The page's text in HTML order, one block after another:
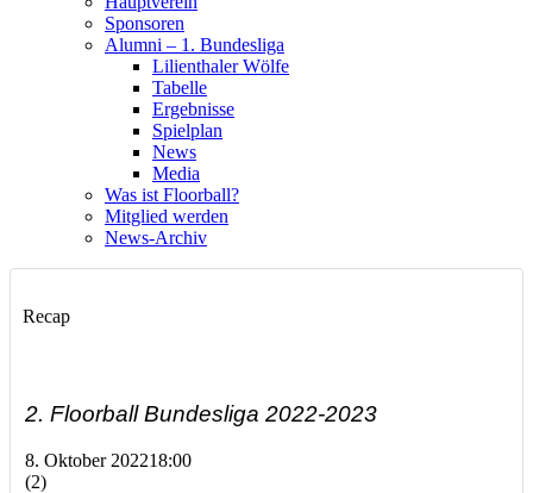
Sponsoren
Alumni – 1. Bundesliga
Lilienthaler Wölfe
Tabelle
Ergebnisse
Spielplan
News
Media
Was ist Floorball?
Mitglied werden
News-Archiv
Recap
2. Floorball Bundesliga 2022-2023
8. Oktober 202218:00
(2)